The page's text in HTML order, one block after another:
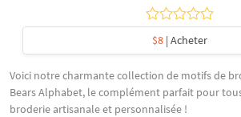
$8| Acheter
Voici notre charmante collection de motifs de
Bears Alphabet, le complément parfait pour
broderie artisanale et personnalisée !